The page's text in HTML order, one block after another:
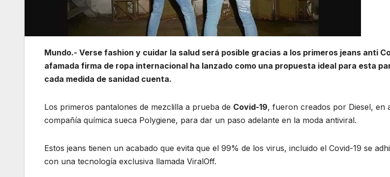
Mundo.- Verse fashion y cuidar la salud será posible gracias a los primeros jeans anti
afamada firma de ropa internacional ha lanzado como una propuesta ideal para esta
cada medida de sanidad cuenta.
Los primeros pantalones de mezclilla a prueba de Covid-19, fueron creados por Diesel, en
compañía química sueca Polygiene, para dar un paso adelante en la moda antiviral.
Estos jeans tienen un acabado que evita que el 99% de los virus, incluido el Covid-19 se
con una tecnología exclusiva llamada ViralOff.